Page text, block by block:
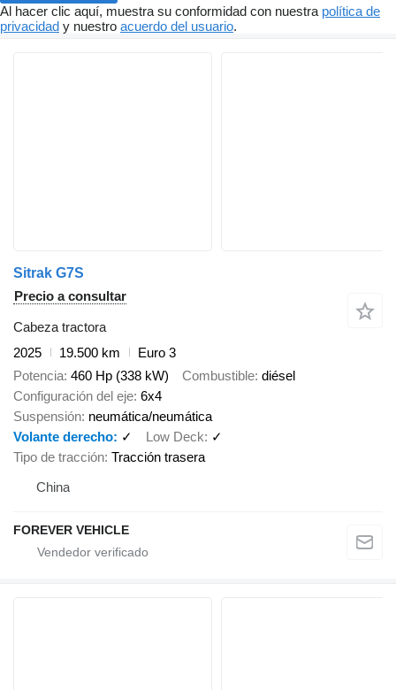
Al hacer clic aquí, muestra su conformidad con nuestra política de
privacidad y nuestro acuerdo del usuario.
Sitrak G7S
Precio a consultar
Cabeza tractora
2025
19.500 km
Euro 3
Potencia 460 Hp (338 kW) Combustible diésel
Configuración del eje 6x4
Suspensión neumática/neumática
Volante derecho
✓ Low Deck
✓
Tipo de tracción Tracción trasera
China
FOREVER VEHICLE